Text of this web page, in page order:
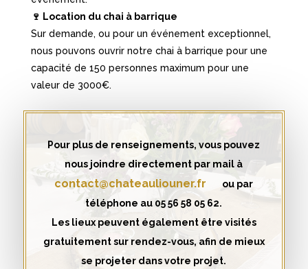
🍷 Location du chai à barrique
Sur demande, ou pour un événement exceptionnel,
nous pouvons ouvrir notre chai à barrique pour une
capacité de 150 personnes maximum pour une
valeur de 3000€.
Pour plus de renseignements, vous pouvez
nous joindre directement par mail à
contact@chateauliouner.fr
ou par
téléphone au 05 56 58 05 62.
Les lieux peuvent également être visités
gratuitement sur rendez-vous, afin de mieux
se projeter dans votre projet.